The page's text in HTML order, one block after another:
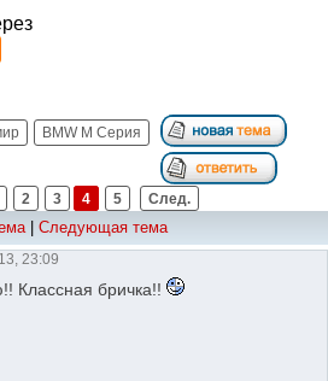
BMW M Серия
2 3 4 5 След.
| Следующая тема
23:09
Классная бричка!!